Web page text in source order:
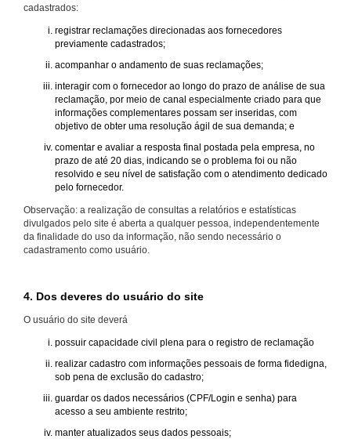
cadastrados:
registrar reclamações direcionadas aos fornecedores
previamente cadastrados;
acompanhar o andamento de suas reclamações;
interagir com o fornecedor ao longo do prazo de análise de sua
reclamação, por meio de canal especialmente criado para que
informações complementares possam ser inseridas, com
objetivo de obter uma resolução ágil de sua demanda; e
comentar e avaliar a resposta final postada pela empresa, no
prazo de até 20 dias, indicando se o problema foi ou não
resolvido e seu nível de satisfação com o atendimento dedicado
pelo fornecedor.
Observação: a realização de consultas a relatórios e estatísticas
divulgados pelo site é aberta a qualquer pessoa, independentemente
da finalidade do uso da informação, não sendo necessário o
cadastramento como usuário.
4. Dos deveres do usuário do site
O usuário do site deverá
possuir capacidade civil plena para o registro de reclamação
realizar cadastro com informações pessoais de forma fidedigna,
sob pena de exclusão do cadastro;
guardar os dados necessários (CPF/Login e senha) para
acesso a seu ambiente restrito;
manter atualizados seus dados pessoais;